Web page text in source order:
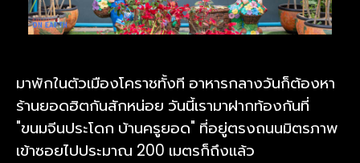
มาพักในตัวเมืองโคราชทั้งที อาหารกลางวันก็ต้องหา
ร้านยอดฮิตกันสักหน่อย วันนี้เรามาฝากท้องกันที่
"ขนมจีนประโดก บ้านครูยอด" ที่อยู่ตรงถนนมิตรภาพ
เข้าซอยไปประมาณ 200 เมตรก็ถึงแล้ว